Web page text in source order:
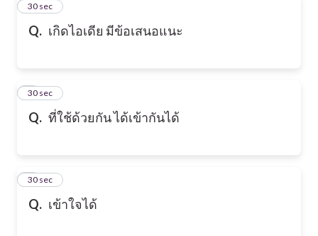
Q. เกิดไอเดีย มีข้อเสนอแนะ
1
30 sec
Q. ที่ใช้ด้วยกัน ได้เข้ากันได้
2
30 sec
Q. เข้าใจได้
3
30 sec